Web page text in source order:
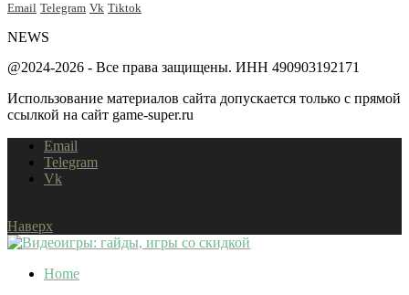
Email Telegram Vk Tiktok
NEWS
@2024-2026 - Все права защищены. ИНН 490903192171
Использование материалов сайта допускается только с прямой
ссылкой на сайт game-super.ru
Email
Telegram
Vk
Наверх
Home